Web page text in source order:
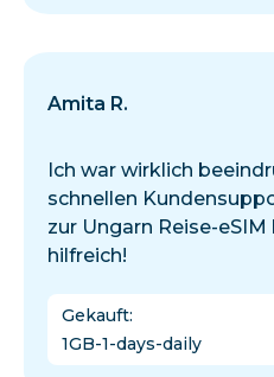
Amita R.
Ich war wirklich
schnellen
zur Ungarn Reise-
hilfreich!
Gekauft:
1GB-1-days-daily